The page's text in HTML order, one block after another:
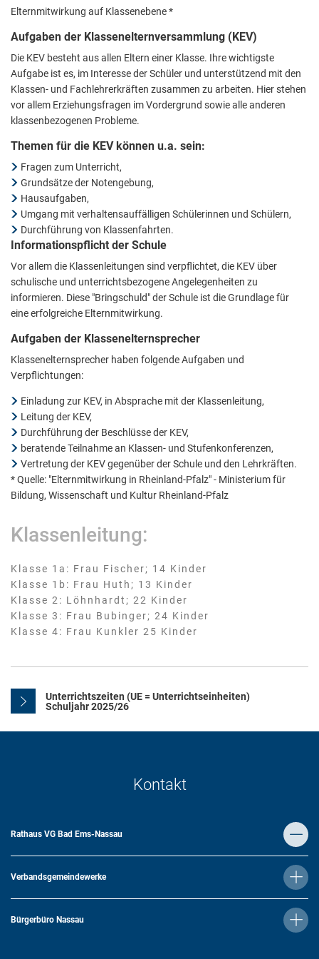
Elternmitwirkung auf Klassenebene *
Aufgaben der Klassenelternversammlung (KEV)
Die KEV besteht aus allen Eltern einer Klasse. Ihre wichtigste
Aufgabe ist es, im Interesse der Schüler und unterstützend mit den
Klassen- und Fachlehrerkräften zusammen zu arbeiten. Hier stehen
vor allem Erziehungsfragen im Vordergrund sowie alle anderen
klassenbezogenen Probleme.
Themen für die KEV können u.a. sein:
Fragen zum Unterricht,
Grundsätze der Notengebung,
Hausaufgaben,
Umgang mit verhaltensauffälligen Schülerinnen und Schülern,
Durchführung von Klassenfahrten.
Informationspflicht der Schule
Vor allem die Klassenleitungen sind verpflichtet, die KEV über
schulische und unterrichtsbezogene Angelegenheiten zu
informieren. Diese "Bringschuld" der Schule ist die Grundlage für
eine erfolgreiche Elternmitwirkung.
Aufgaben der Klassenelternsprecher
Klassenelternsprecher haben folgende Aufgaben und
Verpflichtungen:
Einladung zur KEV, in Absprache mit der Klassenleitung,
Leitung der KEV,
Durchführung der Beschlüsse der KEV,
beratende Teilnahme an Klassen- und Stufenkonferenzen,
Vertretung der KEV gegenüber der Schule und den Lehrkräften.
* Quelle: "Elternmitwirkung in Rheinland-Pfalz" - Ministerium für
Bildung, Wissenschaft und Kultur Rheinland-Pfalz
Klassenleitung:
Klasse 1a: Frau Fischer; 14 Kinder
Klasse 1b: Frau Huth; 13 Kinder
Klasse 2: Löhnhardt; 22 Kinder
Klasse 3: Frau Bubinger; 24 Kinder
Klasse 4: Frau Kunkler 25 Kinder
Unterrichtszeiten (UE = Unterrichtseinheiten)
Schuljahr 2025/26
Kontakt
Rathaus VG Bad Ems-Nassau
Verbandsgemeindewerke
Bürgerbüro Nassau